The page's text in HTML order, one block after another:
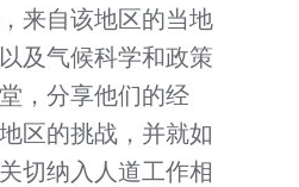
来自该地区的当地
及气候科学和政策
，分享他们的经
区的挑战，并就如
切纳入人道工作相